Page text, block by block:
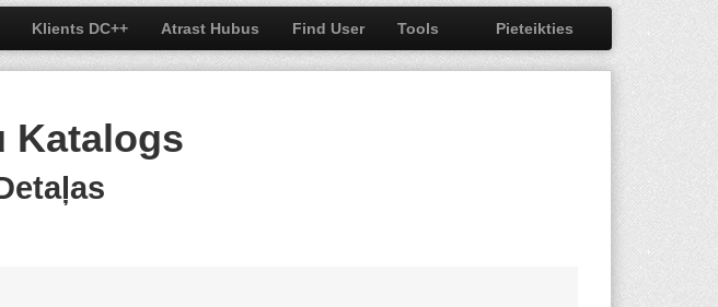
Klients DC++ Atrast Hubus Find User Tools Pieteikties
Katalogs